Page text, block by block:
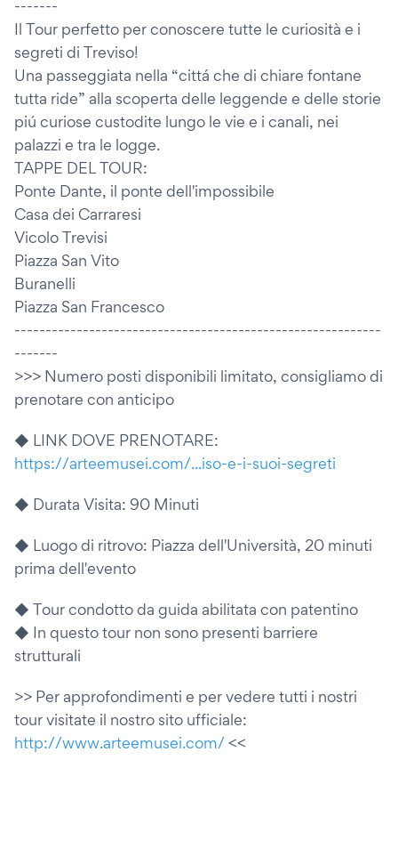
-------
Il Tour perfetto per conoscere tutte le curiosità e i
segreti di Treviso!
Una passeggiata nella “cittá che di chiare fontane
tutta ride” alla scoperta delle leggende e delle storie
piú curiose custodite lungo le vie e i canali, nei
palazzi e tra le logge.
TAPPE DEL TOUR:
Ponte Dante, il ponte dell'impossibile
Casa dei Carraresi
Vicolo Trevisi
Piazza San Vito
Buranelli
Piazza San Francesco
-----------------------------------------------------------
-------
>>> Numero posti disponibili limitato, consigliamo di
prenotare con anticipo
◆ LINK DOVE PRENOTARE:
https://arteemusei.com/...iso-e-i-suoi-segreti
◆ Durata Visita: 90 Minuti
◆ Luogo di ritrovo: Piazza dell'Università, 20 minuti
prima dell'evento
◆ Tour condotto da guida abilitata con patentino
◆ In questo tour non sono presenti barriere
strutturali
>> Per approfondimenti e per vedere tutti i nostri
tour visitate il nostro sito ufficiale:
http://www.arteemusei.com/<<